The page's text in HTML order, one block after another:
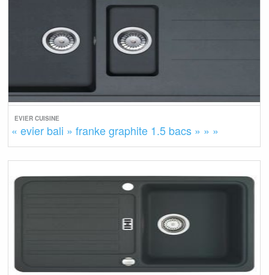
EVIER CUISINE
« evier bali » franke graphite 1.5 bacs » » »